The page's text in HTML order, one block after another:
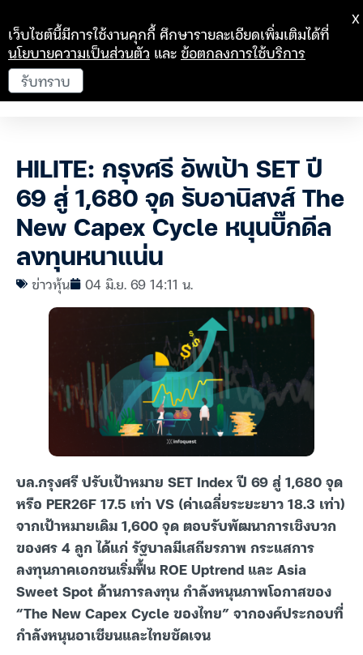
HILITE: กรุงศรี อัพเป้า SET ปี
69 สู่ 1,680 จุด รับอานิสงส์ The
New Capex Cycle หนุนบิ๊กดีล
ลงทุนหนาแน่น
ข่าวหุ้น 04 มิ.ย. 69 14:11 น.
บล.กรุงศรี ปรับเป้าหมาย SET Index ปี 69 สู่ 1,680 จุด
หรือ PER26F 17.5 เท่า VS (ค่าเฉลี่ยระยะยาว 18.3 เท่า)
จากเป้าหมายเดิม 1,600 จุด ตอบรับพัฒนาการเชิงบวก
ของศร 4 ลูก ได้แก่ รัฐบาลมีเสถียรภาพ กระแสการ
ลงทุนภาคเอกชนเริ่มฟื้น ROE Uptrend และ Asia
Sweet Spot ด้านการลงทุน กำลังหนุนภาพโอกาสของ
“The New Capex Cycle ของไทย” จากองค์ประกอบที่
กำลังหนุนอาเซียนและไทยชัดเจน
เว็บไซต์นี้มีการใช้งานคุกกี้ ศึกษารายละเอียดเพิ่มเติมได้ที่
นโยบายความเป็นส่วนตัว และข้อตกลงการใช้บริการ
รับทราบ
X